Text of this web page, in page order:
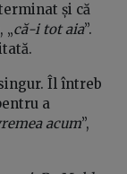
și că
„că-i tot aia”.
Îl întreb
a
acum”,